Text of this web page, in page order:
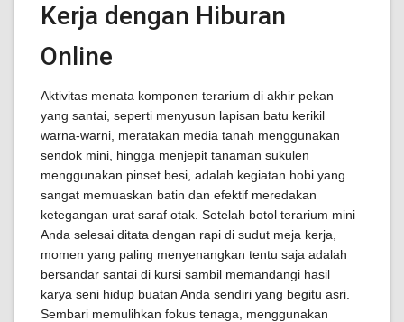
Kerja dengan Hiburan
Online
Aktivitas menata komponen terarium di akhir pekan
yang santai, seperti menyusun lapisan batu kerikil
warna-warni, meratakan media tanah menggunakan
sendok mini, hingga menjepit tanaman sukulen
menggunakan pinset besi, adalah kegiatan hobi yang
sangat memuaskan batin dan efektif meredakan
ketegangan urat saraf otak. Setelah botol terarium mini
Anda selesai ditata dengan rapi di sudut meja kerja,
momen yang paling menyenangkan tentu saja adalah
bersandar santai di kursi sambil memandangi hasil
karya seni hidup buatan Anda sendiri yang begitu asri.
Sembari memulihkan fokus tenaga, menggunakan